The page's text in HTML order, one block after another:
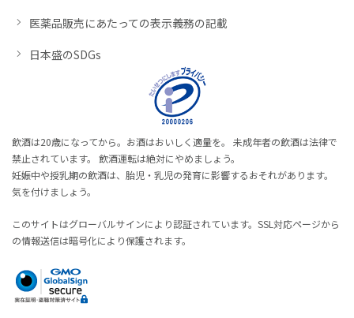
医薬品販売にあたっての表示義務の記載
日本盛のSDGs
飲酒は20歳になってから。お酒はおいしく適量を。 未成年者の飲酒は法律で
禁止されています。 飲酒運転は絶対にやめましょう。
妊娠中や授乳期の飲酒は、胎児・乳児の発育に影響するおそれがあります。
気を付けましょう。
このサイトはグローバルサインにより認証されています。SSL対応ページから
の情報送信は暗号化により保護されます。